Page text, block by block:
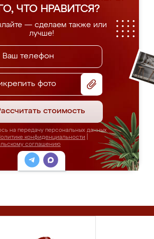
ЧТО НРАВИТСЯ?
— сделаем также или
лучше!
фото
стоимость
на передачу персональных данных
конфиденциальности
соглашению